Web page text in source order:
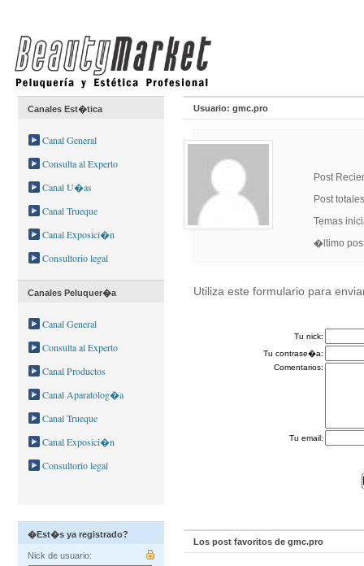
Canales Est�tica
Canal General
Consulta al Experto
Canal U�as
Canal Trueque
Canal Exposici�n
Consultorio legal
Canales Peluquer�a
Canal General
Consulta al Experto
Canal Productos
Canal Aparatolog�a
Canal Trueque
Canal Exposici�n
Consultorio legal
�Est�s ya registrado?
Nick de usuario:
Usuario: gmc.pro
Post
Post
Temas
�ltimo
Utiliza este formulario para
Tu nick:
Tu contrase�a:
Comentarios:
Tu email:
Los post favoritos de gmc.pro